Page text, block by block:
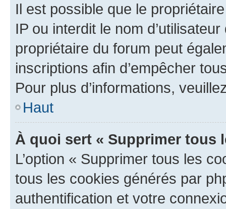
Il est possible que le
IP ou interdit le nom
propriétaire du forum peut
inscriptions afin d’empêcher
Pour plus d’informations,
Haut
À quoi sert « Supprimer tous
L’option « Supprimer tous les
tous les cookies générés par
authentification et votre